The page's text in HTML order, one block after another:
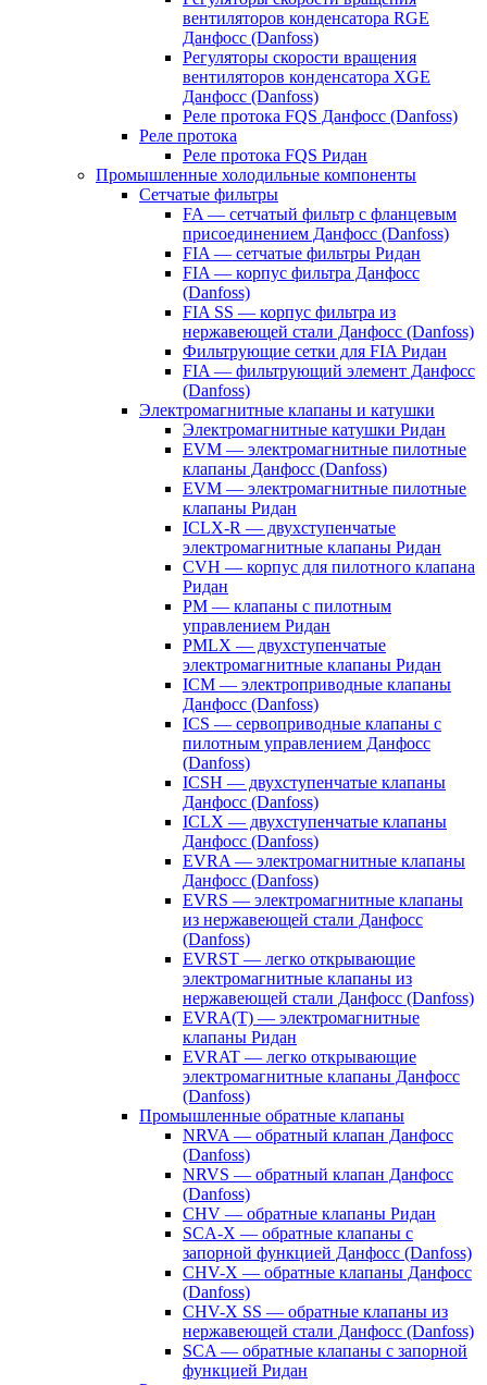
вентиляторов конденсатора RGE
Данфосс (Danfoss)
Регуляторы скорости вращения
вентиляторов конденсатора XGE
Данфосс (Danfoss)
Реле протока FQS Данфосс (Danfoss)
Реле протока
Реле протока FQS Ридан
Промышленные холодильные компоненты
Сетчатые фильтры
FA — сетчатый фильтр с фланцевым
присоединением Данфосс (Danfoss)
FIA — сетчатые фильтры Ридан
FIA — корпус фильтра Данфосс
(Danfoss)
FIA SS — корпус фильтра из
нержавеющей стали Данфосс (Danfoss)
Фильтрующие сетки для FIA Ридан
FIA — фильтрующий элемент Данфосс
(Danfoss)
Электромагнитные клапаны и катушки
Электромагнитные катушки Ридан
EVM — электромагнитные пилотные
клапаны Данфосс (Danfoss)
EVM — электромагнитные пилотные
клапаны Ридан
ICLX-R — двухступенчатые
электромагнитные клапаны Ридан
CVH — корпус для пилотного клапана
Ридан
PM — клапаны с пилотным
управлением Ридан
PMLX — двухступенчатые
электромагнитные клапаны Ридан
ICM — электроприводные клапаны
Данфосс (Danfoss)
ICS — сервоприводные клапаны с
пилотным управлением Данфосс
(Danfoss)
ICSH — двухступенчатые клапаны
Данфосс (Danfoss)
ICLX — двухступенчатые клапаны
Данфосс (Danfoss)
EVRA — электромагнитные клапаны
Данфосс (Danfoss)
EVRS — электромагнитные клапаны
из нержавеющей стали Данфосс
(Danfoss)
EVRST — легко открывающие
электромагнитные клапаны из
нержавеющей стали Данфосс (Danfoss)
EVRA(T) — электромагнитные
клапаны Ридан
EVRAT — легко открывающие
электромагнитные клапаны Данфосс
(Danfoss)
Промышленные обратные клапаны
NRVA — обратный клапан Данфосс
(Danfoss)
NRVS — обратный клапан Данфосс
(Danfoss)
CHV — обратные клапаны Ридан
SCA-X — обратные клапаны с
запорной функцией Данфосс (Danfoss)
CHV-X — обратные клапаны Данфосс
(Danfoss)
CHV-X SS — обратные клапаны из
нержавеющей стали Данфосс (Danfoss)
SCA — обратные клапаны с запорной
функцией Ридан